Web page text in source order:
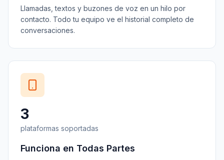
Llamadas, textos y buzones de voz en un hilo por
contacto. Todo tu equipo ve el historial completo de
conversaciones.
3
plataformas soportadas
Funciona en Todas Partes